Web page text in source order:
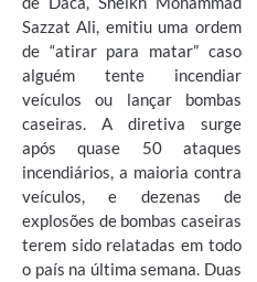
Sazzat Ali, emitiu uma ordem
de “atirar para matar” caso
alguém tente incendiar
veículos ou lançar bombas
caseiras. A diretiva surge
após quase 50 ataques
incendiários, a maioria contra
veículos, e dezenas de
explosões de bombas caseiras
terem sido relatadas em todo
o país na última semana. Duas